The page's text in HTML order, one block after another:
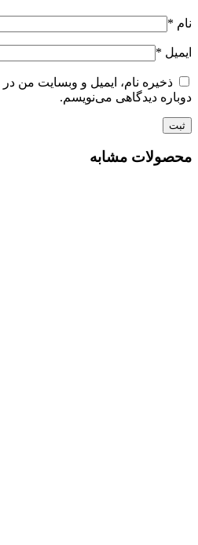
نام *
ایمیل *
ذخیره نام، ایمیل و وبسایت من
دوباره دیدگاهی می‌نویسم.
محصولات مشابه